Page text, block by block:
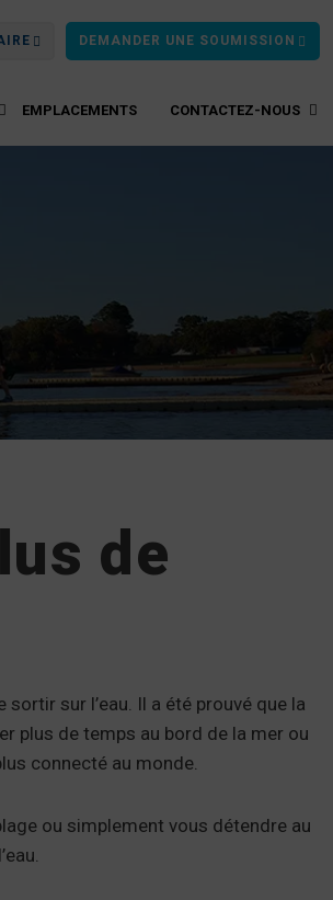
DEMANDER UNE SOUMISSION
EMPLACEMENTS CONTACTEZ-NOUS
de
sur l’eau. Il a été prouvé que la
plus de temps au bord de la mer ou
connecté au monde.
ou simplement vous détendre au